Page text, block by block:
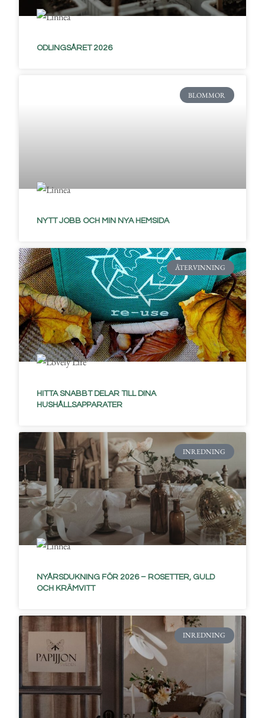
ODLINGSÅRET 2026
BLOMMOR
NYTT JOBB OCH MIN NYA HEMSIDA
ÅTERVINNING
HITTA SNABBT DELAR TILL DINA
HUSHÅLLSAPPARATER
INREDNING
NYÅRSDUKNING FÖR 2026 – ROSETTER, GULD
OCH KRÄMVITT
INREDNING